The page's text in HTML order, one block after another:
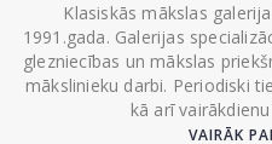
Klasiskās mākslas
1991.gada. Galerijas
glezniecības un mākslas
mākslinieku darbi. Periodiski
kā arī
VAIRĀK